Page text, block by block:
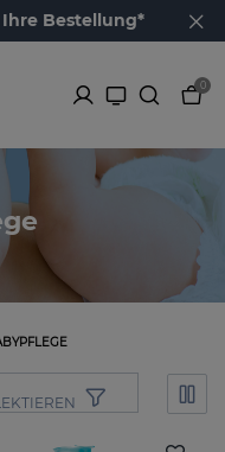
Ihre Bestellung*
0